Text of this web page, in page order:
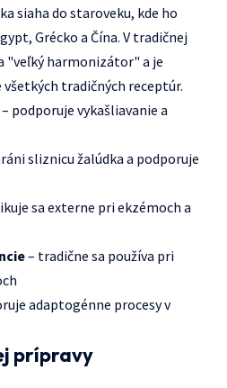
siaha do staroveku, kde ho
Grécko a Čína. V tradičnej
"veľký harmonizátor" a je
všetkých tradičných receptúr.
– podporuje vykašliavanie a
sliznicu žalúdka a podporuje
sa externe pri ekzémoch a
– tradične sa používa pri
adaptogénne procesy v
prípravy